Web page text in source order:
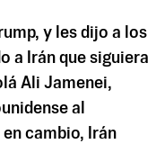
y les dijo a los
a Irán que siguiera
Ali Jamenei,
al
cambio, Irán